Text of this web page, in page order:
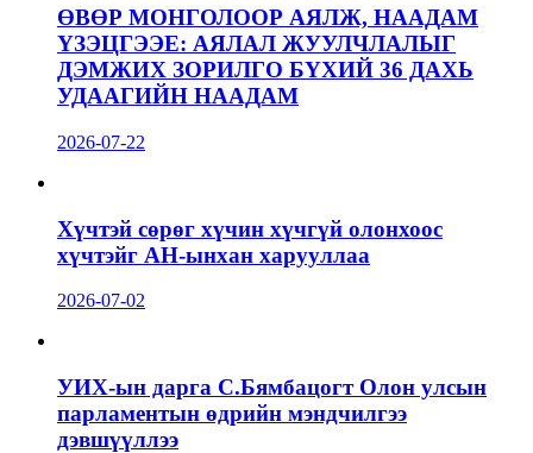
ӨВӨР МОНГОЛООР АЯЛЖ, НААДАМ
ҮЗЭЦГЭЭЕ: АЯЛАЛ ЖУУЛЧЛАЛЫГ
ДЭМЖИХ ЗОРИЛГО БҮХИЙ 36 ДАХЬ
УДААГИЙН НААДАМ
2026-07-22
Хүчтэй сөрөг хүчин хүчгүй олонхоос
хүчтэйг АН-ынхан харууллаа
2026-07-02
УИХ-ын дарга С.Бямбацогт Олон улсын
парламентын өдрийн мэндчилгээ
дэвшүүллээ